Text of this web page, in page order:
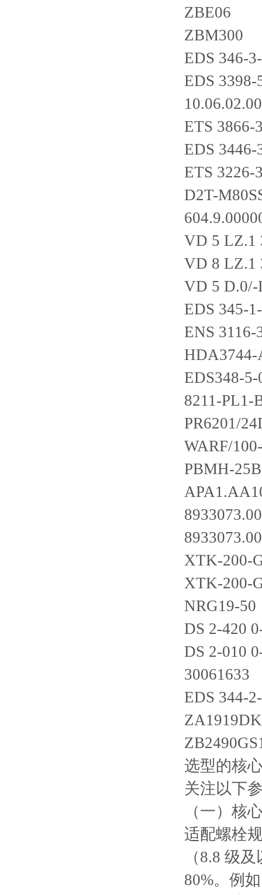
ZBE06
ZBM300
EDS 346-
EDS 3398-
ETS 3866-
EDS 3446-
ETS 3226-
D2T-
VD 5 LZ.1
VD 8 LZ.1
VD 5 D.0/-
EDS 345-
ENS
HDA3744-
EDS348-
8211-PL1-
PR6201/
WARF/
PBMH-
XTK-200-
XTK-200-
NRG19-50
DS 2-420
DS 2-010
30061633
EDS 344-
选型的核
关注以下
（一）核
适配螺栓
（8.8 级
80%。例